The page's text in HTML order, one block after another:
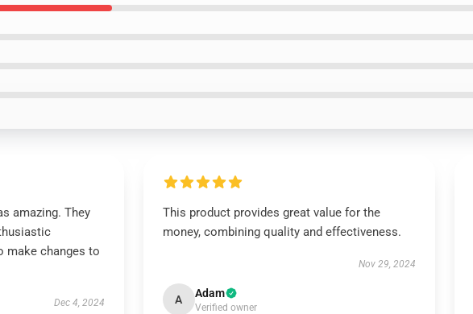
amazing. They
make changes to
Dec 4, 2024
This product provides great value for the
money, combining quality and effectiveness.
Nov 29, 2024
A Adam
Verified owner